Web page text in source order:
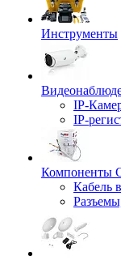
Инструменты
IP-
IP-
Компоненты
Кабель